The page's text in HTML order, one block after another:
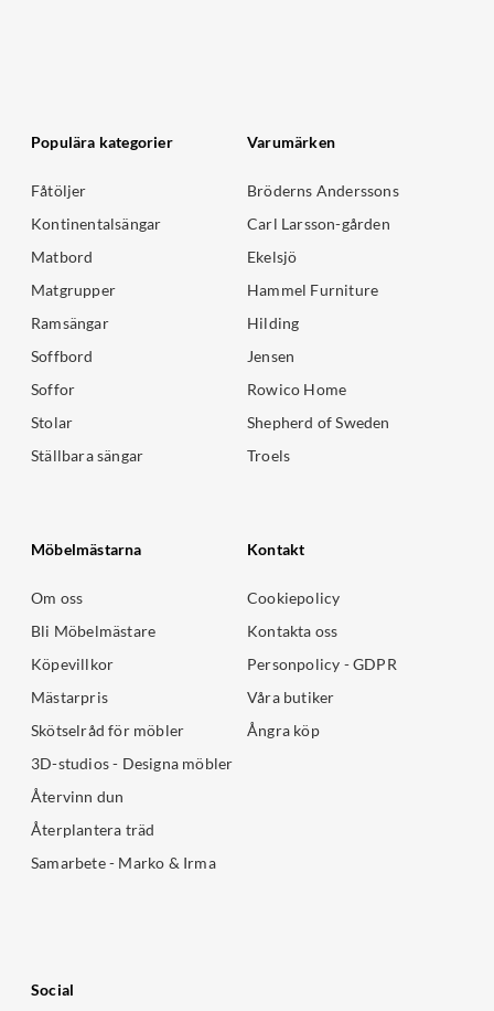
Populära kategorier
Fåtöljer
Kontinentalsängar
Matbord
Matgrupper
Ramsängar
Soffbord
Soffor
Stolar
Ställbara sängar
Varumärken
Bröderns Anderssons
Carl Larsson-gården
Ekelsjö
Hammel Furniture
Hilding
Jensen
Rowico Home
Shepherd of Sweden
Troels
Möbelmästarna
Om oss
Bli Möbelmästare
Köpevillkor
Mästarpris
Skötselråd för möbler
3D-studios - Designa möbler
Återvinn dun
Återplantera träd
Samarbete - Marko & Irma
Kontakt
Cookiepolicy
Kontakta oss
Personpolicy - GDPR
Våra butiker
Ångra köp
Social